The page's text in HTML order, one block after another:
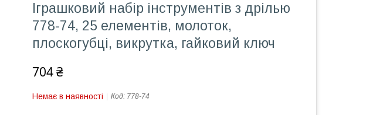
Іграшковий набір інструментів з дрілью
778-74, 25 елементів, молоток,
плоскогубці, викрутка, гайковий ключ
704 ₴
Немає в наявності Код: 778-74